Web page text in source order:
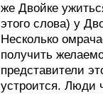
же Двойке
этого слова) у
Несколько
получить
представители
устроится. Люди